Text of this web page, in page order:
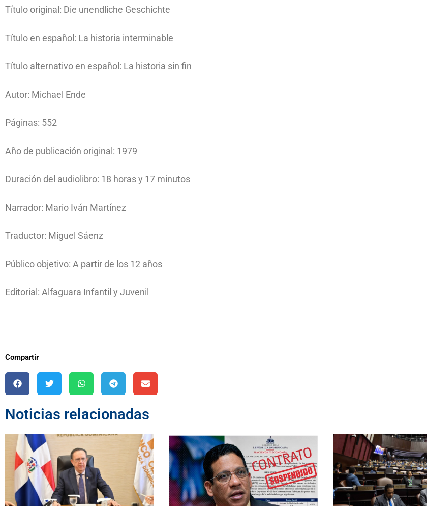
Título original: Die unendliche Geschichte
Título en español: La historia interminable
Título alternativo en español: La historia sin fin
Autor: Michael Ende
Páginas: 552
Año de publicación original: 1979
Duración del audiolibro: 18 horas y 17 minutos
Narrador: Mario Iván Martínez
Traductor: Miguel Sáenz
Público objetivo: A partir de los 12 años
Editorial: Alfaguara Infantil y Juvenil
Compartir
Noticias relacionadas